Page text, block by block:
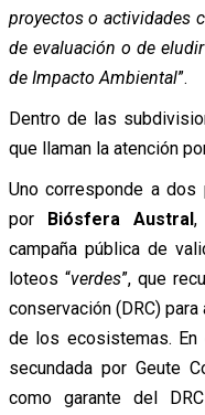
proyectos o actividades
de evaluación o de
de Impacto Ambiental”.
Dentro de las
que llaman la atención
Uno corresponde a
por Biósfera Austral,
campaña pública de
loteos “verdes”, que
conservación (DRC)
de los ecosistemas.
secundada por Geute
como garante del